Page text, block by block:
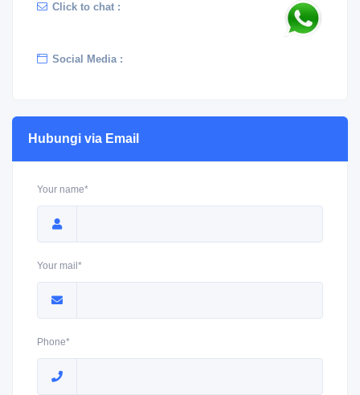
Click to chat :
Social Media :
Hubungi via Email
Your name*
Your mail*
Phone*